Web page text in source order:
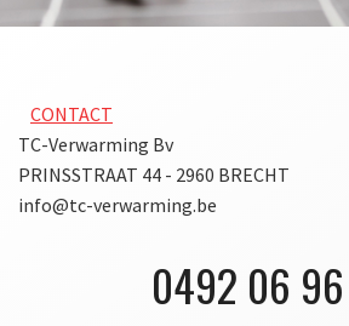
CONTACT
TC-Verwarming Bv
PRINSSTRAAT 44 - 2960 BRECHT
info@tc-verwarming.be
0492 06